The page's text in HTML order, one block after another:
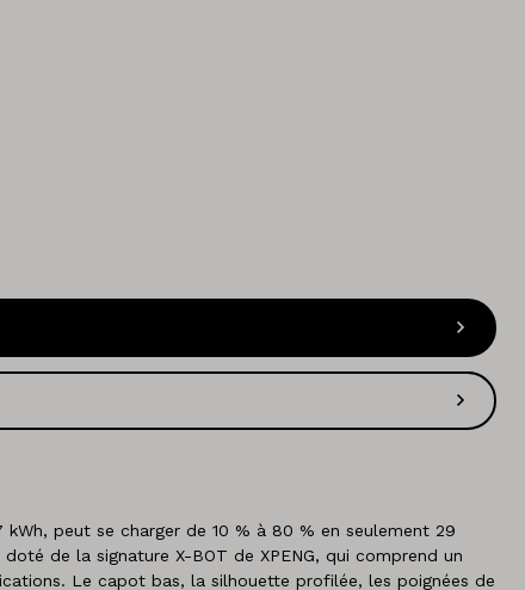
peut se charger de 10 % à 80 % en seulement 29
de la signature X-BOT de XPENG, qui comprend un
Le capot bas, la silhouette profilée, les poignées de